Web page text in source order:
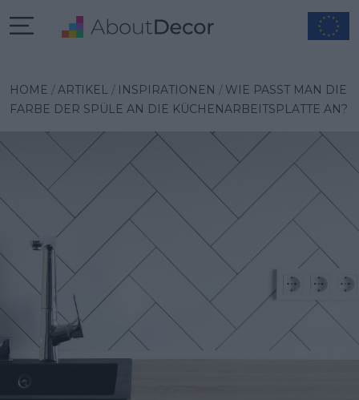
HOME ARTIKEL INSPIRATIONEN
WIE PASST MAN DIE
FARBE DER SPÜLE AN DIE KÜCHENARBEITSPLATTE AN?